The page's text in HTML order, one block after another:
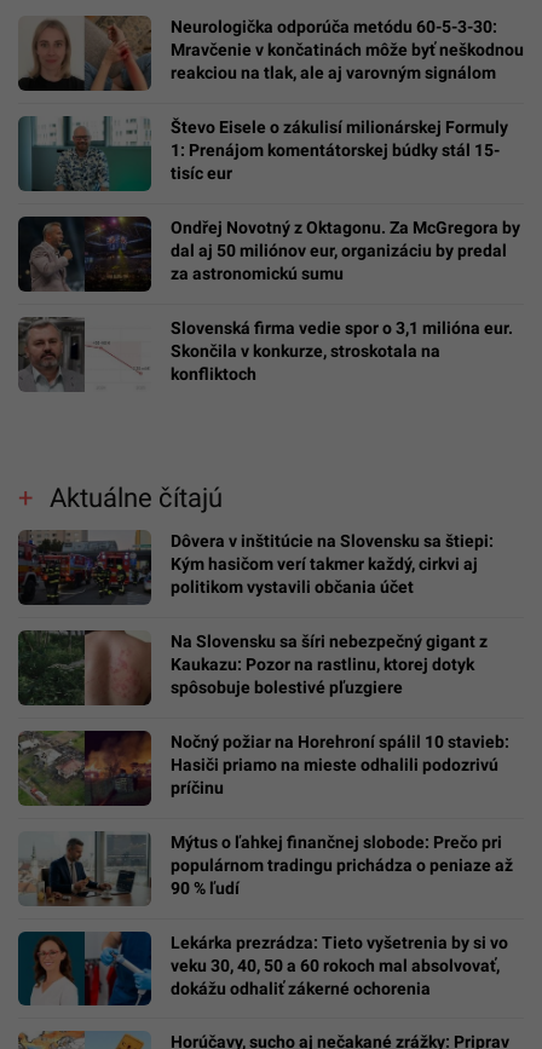
Neurologička odporúča metódu 60-5-3-30:
Mravčenie v končatinách môže byť neškodnou
reakciou na tlak, ale aj varovným signálom
Števo Eisele o zákulisí milionárskej Formuly
1: Prenájom komentátorskej búdky stál 15-
tisíc eur
Ondřej Novotný z Oktagonu. Za McGregora by
dal aj 50 miliónov eur, organizáciu by predal
za astronomickú sumu
Slovenská firma vedie spor o 3,1 milióna eur.
Skončila v konkurze, stroskotala na
konfliktoch
Aktuálne čítajú
Dôvera v inštitúcie na Slovensku sa štiepi:
Kým hasičom verí takmer každý, cirkvi aj
politikom vystavili občania účet
Na Slovensku sa šíri nebezpečný gigant z
Kaukazu: Pozor na rastlinu, ktorej dotyk
spôsobuje bolestivé pľuzgiere
Nočný požiar na Horehroní spálil 10 stavieb:
Hasiči priamo na mieste odhalili podozrivú
príčinu
Mýtus o ľahkej finančnej slobode: Prečo pri
populárnom tradingu prichádza o peniaze až
90 % ľudí
Lekárka prezrádza: Tieto vyšetrenia by si vo
veku 30, 40, 50 a 60 rokoch mal absolvovať,
dokážu odhaliť zákerné ochorenia
Horúčavy, sucho aj nečakané zrážky: Priprav